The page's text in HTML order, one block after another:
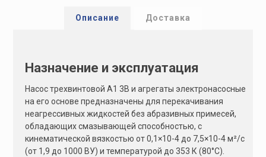
Описание Доставка
Назначение и эксплуатация
Насос трехвинтовой А1 3В и агрегаты электронасосные
на его основе предназначены для перекачивания
неагрессивных жидкостей без абразивных примесей,
обладающих смазывающей способностью, с
кинематической вязкостью от 0,1×10-4 до 7,5×10-4 м²/с
(от 1,9 до 1000 ВУ) и температурой до 353 К (80°С).